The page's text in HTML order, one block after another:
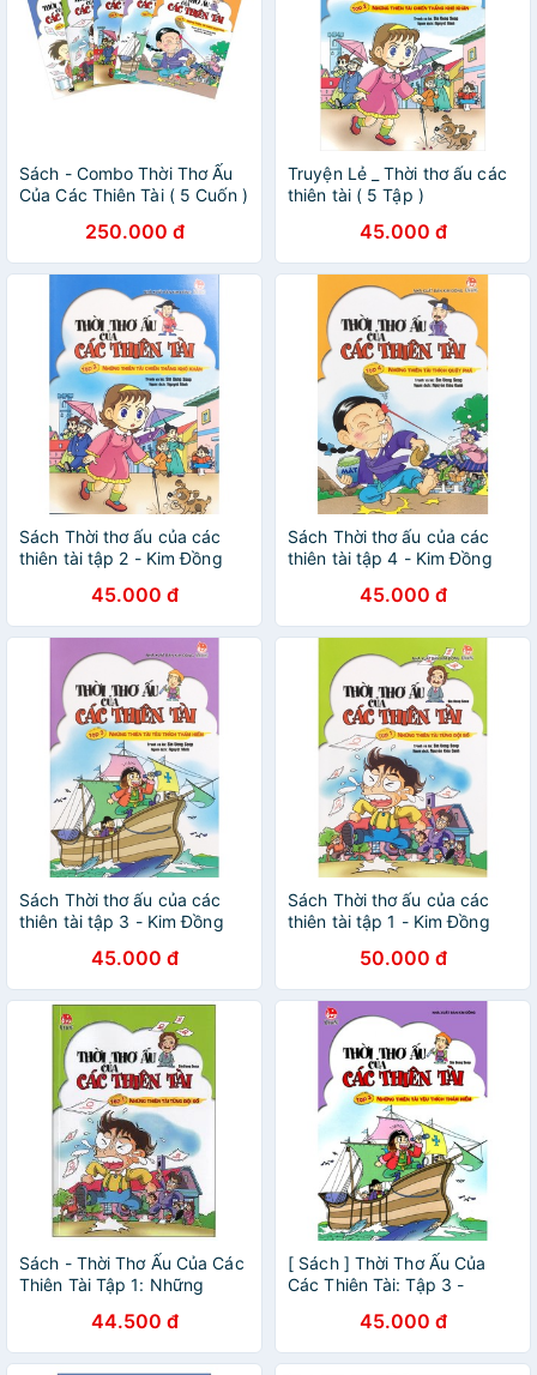
Sách - Combo Thời Thơ Ấu
Của Các Thiên Tài ( 5 Cuốn )
250.000 đ
Truyện Lẻ _ Thời thơ ấu các
thiên tài ( 5 Tập )
45.000 đ
Sách Thời thơ ấu của các
thiên tài tập 2 - Kim Đồng
45.000 đ
Sách Thời thơ ấu của các
thiên tài tập 4 - Kim Đồng
45.000 đ
Sách Thời thơ ấu của các
thiên tài tập 3 - Kim Đồng
45.000 đ
Sách Thời thơ ấu của các
thiên tài tập 1 - Kim Đồng
50.000 đ
Sách - Thời Thơ Ấu Của Các
Thiên Tài Tập 1: Những
Bản 2019)44.500 đ
[ Sách ] Thời Thơ Ấu Của
Các Thiên Tài: Tập 3 -
Thám Hiểm45.000 đ